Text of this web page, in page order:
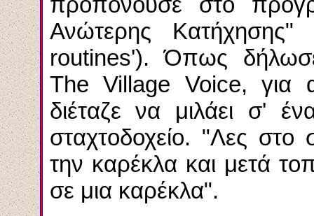
Ανώτερης
routines'). Όπως
The Village Voice, για
διέταζε να μιλάει σ'
σταχτοδοχείο. "Λες στο
την καρέκλα και μετά
σε μια καρέκλα".